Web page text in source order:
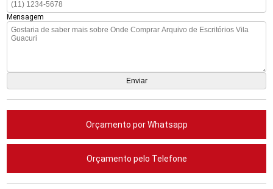
Mensagem
Orçamento por Whatsapp
Orçamento pelo Telefone